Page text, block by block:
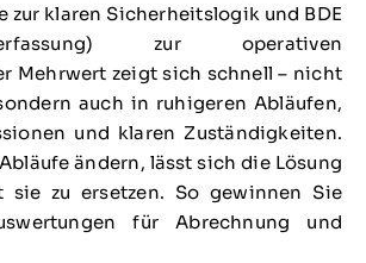
klaren Sicherheitslogik und BDE
zur operativen
Mehrwert zeigt sich schnell – nicht
auch in ruhigeren Abläufen,
und klaren Zuständigkeiten.
ändern, lässt sich die Lösung
sie zu ersetzen. So gewinnen Sie
für Abrechnung und